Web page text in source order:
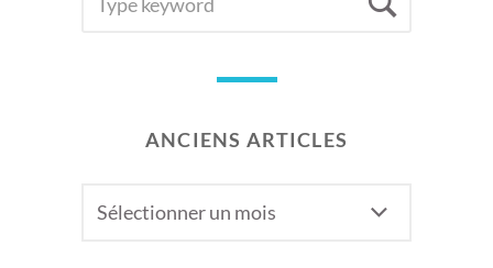
FOR:
ANCIENS ARTICLES